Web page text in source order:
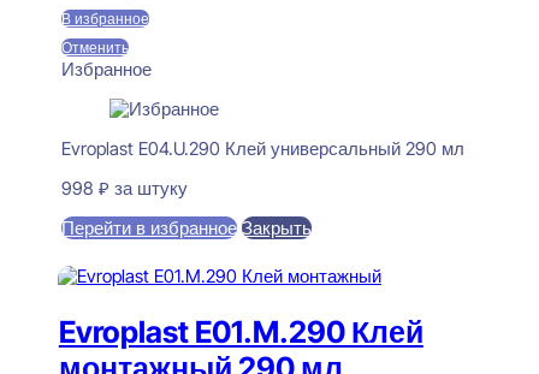
В избранное
Отменить
Избранное
Evroplast E04.U.290 Клей универсальный 290 мл
998 ₽ за штуку
Перейти в избранное Закрыть
Evroplast E01.M.290 Клей